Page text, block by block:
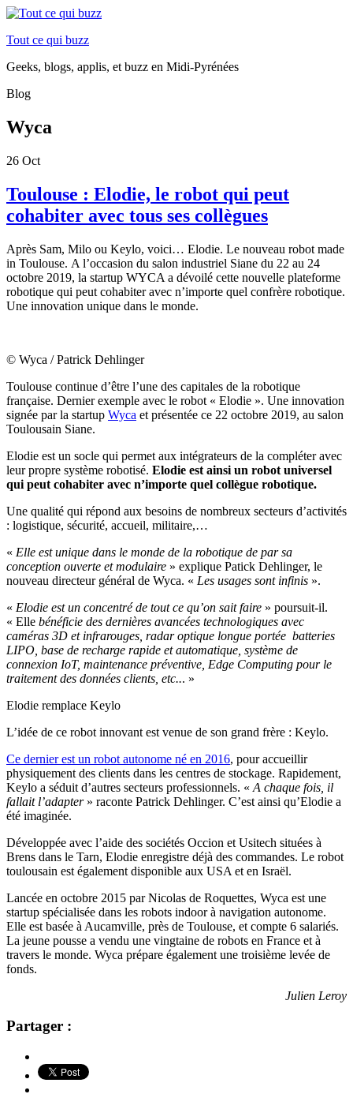
Tout ce qui buzz
Geeks, blogs, applis, et buzz en Midi-Pyrénées
Blog
Wyca
26 Oct
Toulouse : Elodie, le robot qui peut
cohabiter avec tous ses collègues
Après Sam, Milo ou Keylo, voici… Elodie. Le nouveau robot made
in Toulouse. A l’occasion du salon industriel Siane du 22 au 24
octobre 2019, la startup WYCA a dévoilé cette nouvelle plateforme
robotique qui peut cohabiter avec n’importe quel confrère robotique.
Une innovation unique dans le monde.
© Wyca / Patrick Dehlinger
Toulouse continue d’être l’une des capitales de la robotique
française. Dernier exemple avec le robot « Elodie ». Une innovation
signée par la startup Wyca et présentée ce 22 octobre 2019, au salon
Toulousain Siane.
Elodie est un socle qui permet aux intégrateurs de la compléter avec
leur propre système robotisé. Elodie est ainsi un robot universel
qui peut cohabiter avec n’importe quel collègue robotique.
Une qualité qui répond aux besoins de nombreux secteurs d’activités
: logistique, sécurité, accueil, militaire,…
« Elle est unique dans le monde de la robotique de par sa
conception ouverte et modulaire » explique Patick Dehlinger, le
nouveau directeur général de Wyca. « Les usages sont infinis ».
« Elodie est un concentré de tout ce qu’on sait faire » poursuit-il.
« Elle bénéficie des dernières avancées technologiques avec
caméras 3D et infrarouges, radar optique longue portée batteries
LIPO, base de recharge rapide et automatique, système de
connexion IoT, maintenance préventive, Edge Computing pour le
traitement des données clients, etc... »
Elodie remplace Keylo
L’idée de ce robot innovant est venue de son grand frère : Keylo.
Ce dernier est un robot autonome né en 2016, pour accueillir
physiquement des clients dans les centres de stockage. Rapidement,
Keylo a séduit d’autres secteurs professionnels. « A chaque fois, il
fallait l’adapter» raconte Patrick Dehlinger. C’est ainsi qu’Elodie a
été imaginée.
Développée avec l’aide des sociétés Occion et Usitech situées à
Brens dans le Tarn, Elodie enregistre déjà des commandes. Le robot
toulousain est également disponible aux USA et en Israël.
Lancée en octobre 2015 par Nicolas de Roquettes, Wyca est une
startup spécialisée dans les robots indoor à navigation autonome.
Elle est basée à Aucamville, près de Toulouse, et compte 6 salariés.
La jeune pousse a vendu une vingtaine de robots en France et à
travers le monde. Wyca prépare également une troisième levée de
fonds.
Julien Leroy
Partager :